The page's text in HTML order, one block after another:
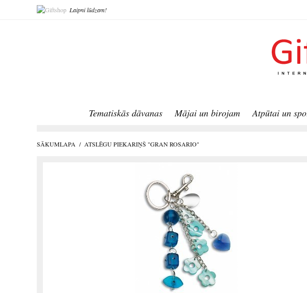
Laipni lūdzam!
Tematiskās dāvanas Mājai un birojam Atpūtai un
SĀKUMLAPA / ATSLĒGU PIEKARIŅŠ "GRAN ROSARIO"